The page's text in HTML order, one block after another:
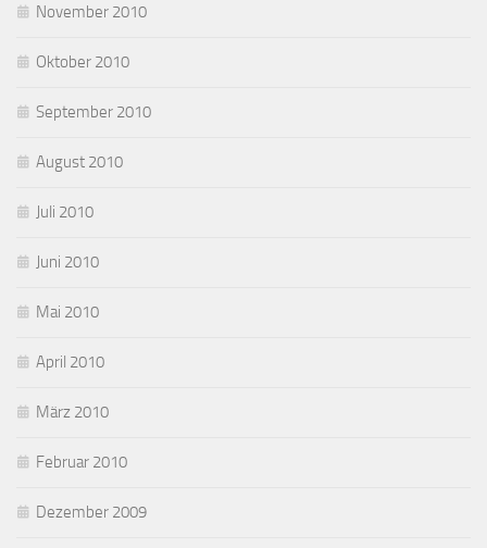
November 2010
Oktober 2010
September 2010
August 2010
Juli 2010
Juni 2010
Mai 2010
April 2010
März 2010
Februar 2010
Dezember 2009